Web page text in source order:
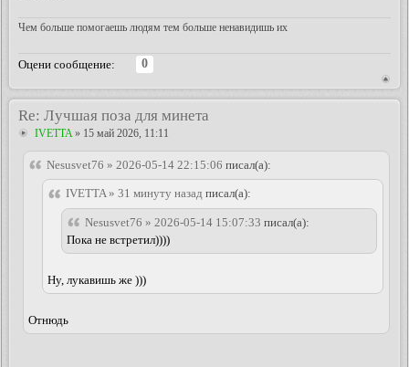
Чем больше помогаешь людям тем больше ненавидишь их
Оцени сообщение:
0
Re: Лучшая поза для минета
IVETTA» 15 май 2026, 11:11
Nesusvet76 » 2026-05-14 22:15:06 писал(а):
IVETTA » 31 минуту назад писал(а):
Nesusvet76 » 2026-05-14 15:07:33 писал(а):
Пока не встретил))))
Ну, лукавишь же )))
Отнюдь